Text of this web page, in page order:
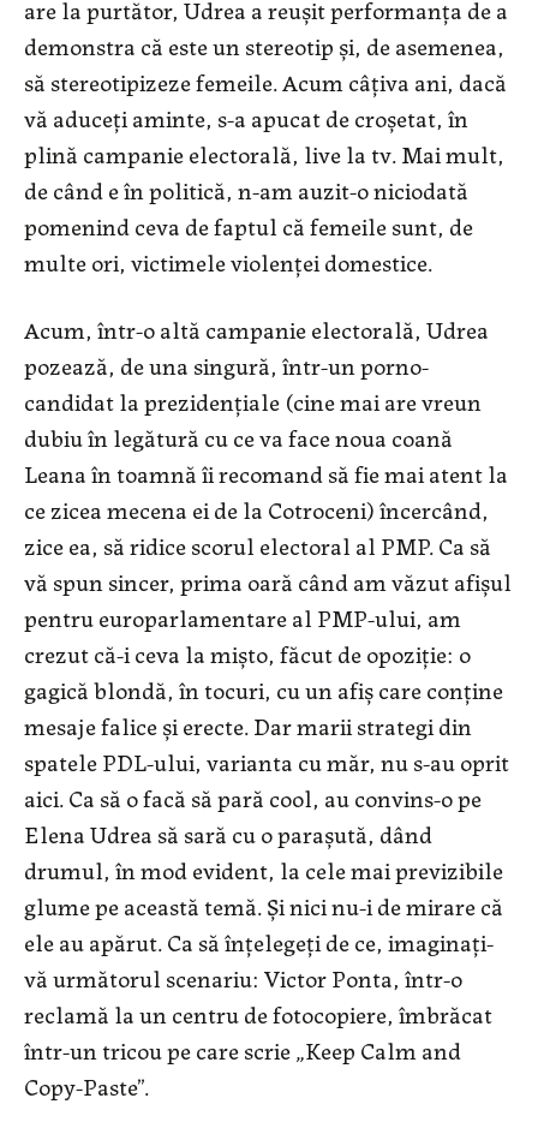
are la purtător, Udrea a reușit performanța de a
demonstra că este un stereotip și, de asemenea,
să stereotipizeze femeile. Acum câțiva ani, dacă
vă aduceți aminte, s-a apucat de croșetat, în
plină campanie electorală, live la tv. Mai mult,
de când e în politică, n-am auzit-o niciodată
pomenind ceva de faptul că femeile sunt, de
multe ori, victimele violenței domestice.
Acum, într-o altă campanie electorală, Udrea
pozează, de una singură, într-un porno-
candidat la prezidențiale (cine mai are vreun
dubiu în legătură cu ce va face noua coană
Leana în toamnă îi recomand să fie mai atent la
ce zicea mecena ei de la Cotroceni) încercând,
zice ea, să ridice scorul electoral al PMP. Ca să
vă spun sincer, prima oară când am văzut afișul
pentru europarlamentare al PMP-ului, am
crezut că-i ceva la mișto, făcut de opoziție: o
gagică blondă, în tocuri, cu un afiș care conține
mesaje falice și erecte. Dar marii strategi din
spatele PDL-ului, varianta cu măr, nu s-au oprit
aici. Ca să o facă să pară cool, au convins-o pe
Elena Udrea să sară cu o parașută, dând
drumul, în mod evident, la cele mai previzibile
glume pe această temă. Și nici nu-i de mirare că
ele au apărut. Ca să înțelegeți de ce, imaginați-
vă următorul scenariu: Victor Ponta, într-o
reclamă la un centru de fotocopiere, îmbrăcat
într-un tricou pe care scrie „Keep Calm and
Copy-Paste”.